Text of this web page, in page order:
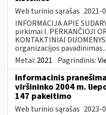
Web turinio sąrašas 2021-
INFORMACIJA APIE
pirkimai I. PERKANČIOJI
KONTAKTINIAI
organizacijos pavadinimas...
Metai: 2021 Pagrindinis:
Informacinis
viršininko 2004 m.
147 pakeitimo
Web turinio sąrašas 2023-